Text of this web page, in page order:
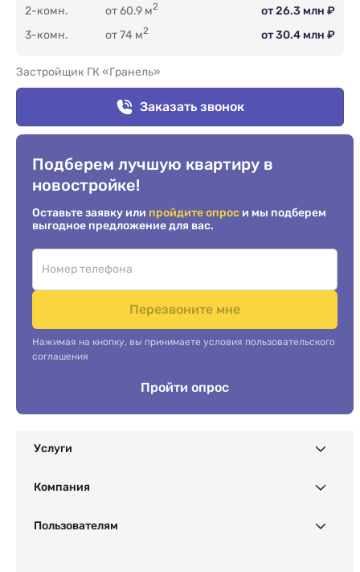
2-комн.
от 60.9 м2
от 26.3 млн ₽
3-комн.
от 74 м2 от 30.4 млн ₽
Застройщик ГК «Гранель»
Заказать звонок
Подберем лучшую квартиру в
новостройке!
Оставьте заявку или пройдите опрос и мы подберем
выгодное предложение для вас.
Перезвоните мне
Нажимая на кнопку, вы принимаете условия пользовательского
соглашения
Пройти опрос
Услуги
Компания
Пользователям